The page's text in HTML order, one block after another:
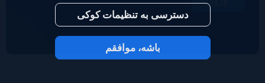
2023 © Inoreader
دسترسی به تنظیمات کوکی
باشه، موافقم